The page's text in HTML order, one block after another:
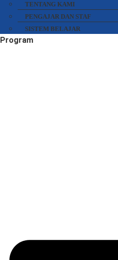
TENTANG KAMI
PENGAJAR DAN STAF
SISTEM BELAJAR
Program